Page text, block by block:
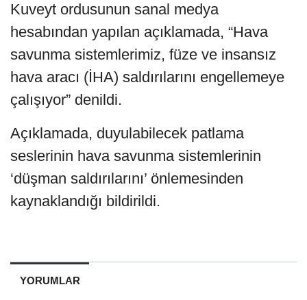
Kuveyt ordusunun sanal medya
hesabından yapılan açıklamada, “Hava
savunma sistemlerimiz, füze ve insansız
hava aracı (İHA) saldırılarını engellemeye
çalışıyor” denildi.
Açıklamada, duyulabilecek patlama
seslerinin hava savunma sistemlerinin
‘düşman saldırılarını’ önlemesinden
kaynaklandığı bildirildi.
YORUMLAR